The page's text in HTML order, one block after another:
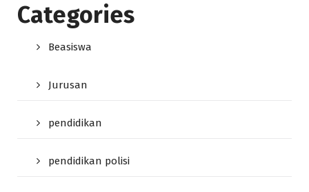
Categories
Beasiswa
Jurusan
pendidikan
pendidikan polisi